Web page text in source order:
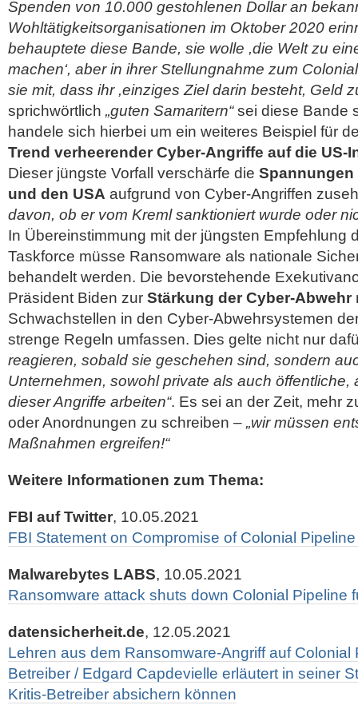
Spenden von 10.000 gestohlenen Dollar an
Wohltätigkeitsorganisationen im Oktober 2020
behauptete diese Bande, sie wolle ,die Welt zu
machen‘, aber in ihrer Stellungnahme zum
sie mit, dass ihr ,einziges Ziel darin besteht, Geld
sprichwörtlich „guten Samaritern“sei diese Bande
handele sich hierbei um ein weiteres Beispiel für
Trend verheerender Cyber-Angriffe auf die US-
Dieser jüngste Vorfall verschärfe die
und den USA aufgrund von Cyber-Angriffen
davon, ob er vom Kreml sanktioniert wurde oder
In Übereinstimmung mit der jüngsten Empfehlung
Taskforce müsse Ransomware als nationale
behandelt werden. Die bevorstehende
Präsident Biden zur Stärkung der Cyber-Abwehr
Schwachstellen in den Cyber-Abwehrsystemen
strenge Regeln umfassen. Dies gelte nicht nur
reagieren, sobald sie geschehen sind, sondern
Unternehmen, sowohl private als auch öffentliche,
dieser Angriffe arbeiten“. Es sei an der Zeit, mehr
oder Anordnungen zu schreiben – „wir müssen
Maßnahmen ergreifen!“
Weitere Informationen zum Thema:
FBI auf Twitter, 10.05.2021
FBI Statement on Compromise of Colonial
Malwarebytes LABS, 10.05.2021
Ransomware attack shuts down Colonial Pipeline
datensicherheit.de, 12.05.2021
Lehren aus dem Ransomware-Angriff auf Colonial
Betreiber / Edgard Capdevielle erläutert in seiner
Kritis-Betreiber absichern können